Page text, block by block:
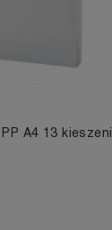
A4 13 kieszeni